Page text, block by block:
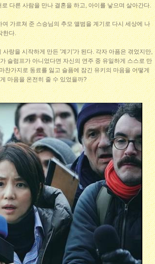
다른 사람을 만나 결혼을 하고, 아이를 낳으며 살아간다.
가르쳐 준 스승님의 추모 앨범을 계기로 다시 세상에 나
한다.
랑을 시작하게 만든 '계기'가 된다. 각자 아픔은 겪었지만,
슬럼프가 아니었다면 자신의 연주 중 유일하게 스스로 만
찬가지로 동료를 잃고 슬픔에 잠긴 유키의 마음을 어떻게
마음을 온전히 줄 수 있었을까?